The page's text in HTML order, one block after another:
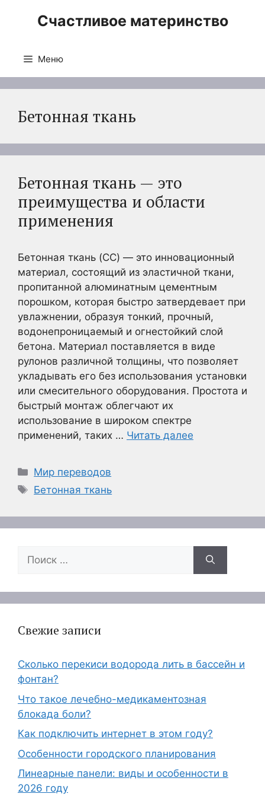
Счастливое материнство
Меню
Бетонная ткань
Бетонная ткань — это
преимущества и области
применения
Бетонная ткань (CC) — это инновационный
материал, состоящий из эластичной ткани,
пропитанной алюминатным цементным
порошком, которая быстро затвердевает при
увлажнении, образуя тонкий, прочный,
водонепроницаемый и огнестойкий слой
бетона. Материал поставляется в виде
рулонов различной толщины, что позволяет
укладывать его без использования установки
или смесительного оборудования. Простота и
быстрый монтаж облегчают их
использование в широком спектре
применений, таких … Читать далее
Рубрики
Мир переводов
Метки
Бетонная ткань
Поиск:
Свежие записи
Сколько перекиси водорода лить в бассейн и
фонтан?
Что такое лечебно-медикаментозная
блокада боли?
Как подключить интернет в этом году?
Особенности городского планирования
Линеарные панели: виды и особенности в
2026 году